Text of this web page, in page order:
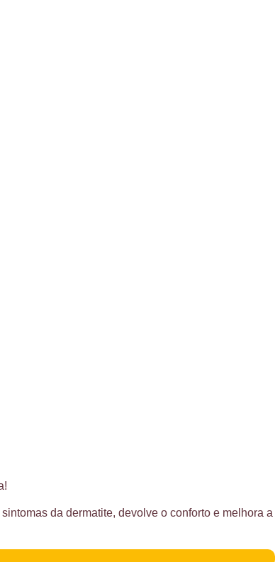
da dermatite, devolve o conforto e melhora a